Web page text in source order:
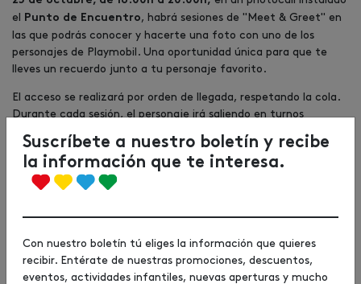
el
Punto de Encuentro, habrá sesiones de "Meet & Greet" en
las que podrás conocer y hacerte una foto con uno de los
personajes de Playmobil. Una oportunidad única para que te
lleves un recuerdo junto a tu personaje favorito.
El acceso se realizará por orden de llegada, respetando la cola.
Durante cada sesión, el personaje irá saliendo en turnos
Sorteo de un pack de juguetes
sortearemos un pack de 5 juguetes Playmobil.
Consulta toda
Suscríbete a nuestro boletín y recibe
la información que te interesa.
Con nuestro boletín tú eliges la información que quieres
recibir. Entérate de nuestras promociones, descuentos,
eventos, actividades infantiles, nuevas aperturas y mucho